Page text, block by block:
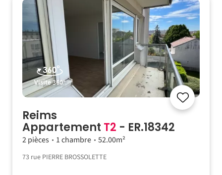
Visite 360°
Reims
Appartement T2 - ER.18342
2 pièces 1 chambre 52.00m²
73 rue PIERRE BROSSOLETTE